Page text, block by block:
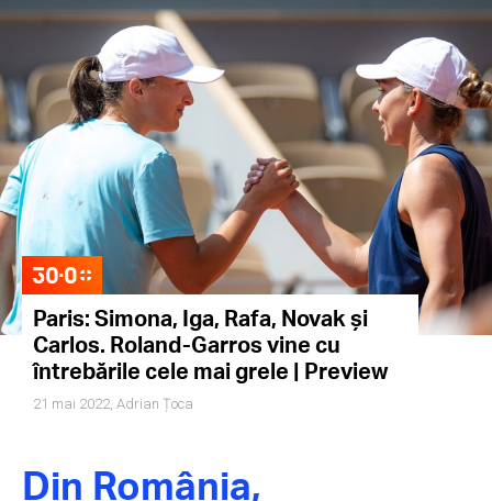
Paris: Simona, Iga, Rafa, Novak și
Carlos. Roland-Garros vine cu
întrebările cele mai grele | Preview
21 mai 2022, Adrian Țoca
Din România,